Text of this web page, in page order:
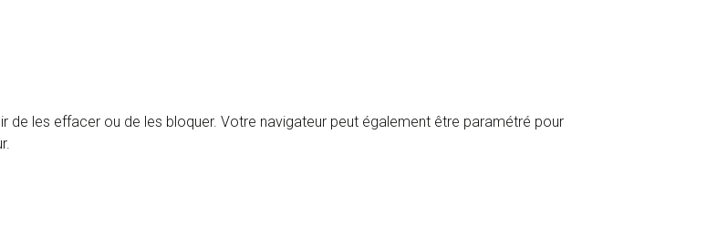
les effacer ou de les bloquer. Votre navigateur peut également être paramétré pour